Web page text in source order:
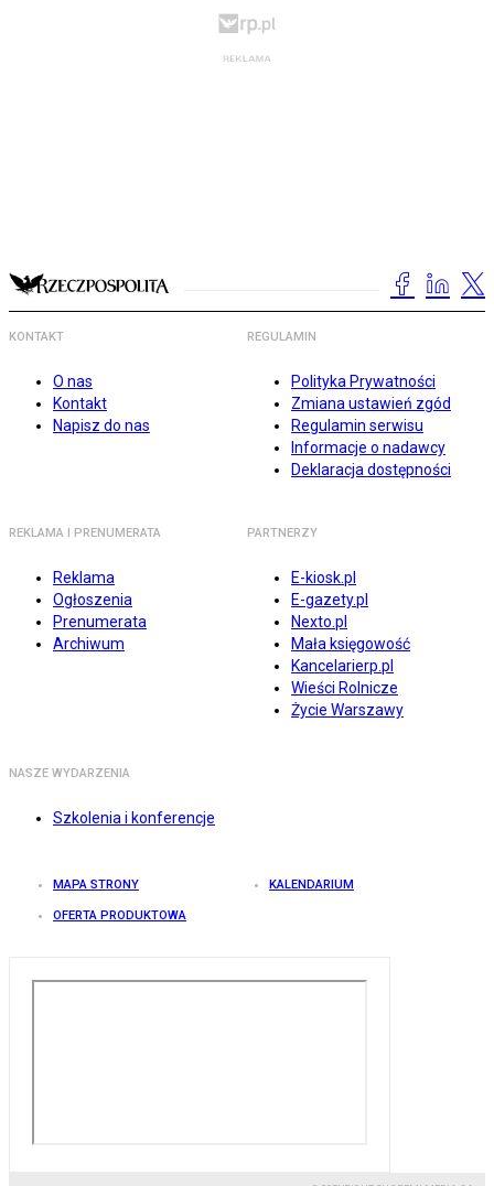
KONTAKT
O nas
Kontakt
Napisz do nas
REGULAMIN
Polityka Prywatności
Zmiana ustawień zgód
Regulamin serwisu
Informacje o nadawcy
Deklaracja dostępności
REKLAMA I PRENUMERATA
Reklama
Ogłoszenia
Prenumerata
Archiwum
PARTNERZY
E-kiosk.pl
E-gazety.pl
Nexto.pl
Mała księgowość
Kancelarierp.pl
Wieści Rolnicze
Życie Warszawy
NASZE WYDARZENIA
Szkolenia i konferencje
MAPA STRONY KALENDARIUM
OFERTA PRODUKTOWA